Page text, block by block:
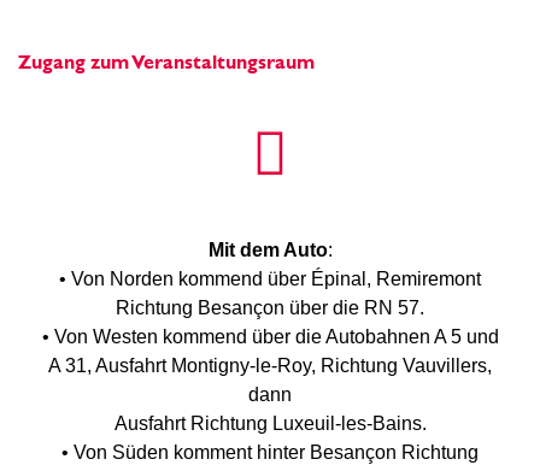
Zugang zum Veranstaltungsraum
Mit dem Auto:
• Von Norden kommend über Épinal, Remiremont
Richtung Besançon über die RN 57.
• Von Westen kommend über die Autobahnen A 5 und
A 31, Ausfahrt Montigny-le-Roy, Richtung Vauvillers,
dann
Ausfahrt Richtung Luxeuil-les-Bains.
• Von Süden komment hinter Besançon Richtung